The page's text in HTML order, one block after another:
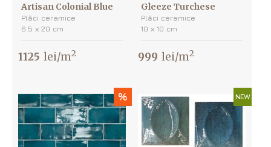
Artisan Colonial Blue
Plăci ceramice
6.5 х 20 cm
1125 lei/m2
Gleeze Turchese
Plăci ceramice
10 х 10 cm
999 lei/m2
% NEW